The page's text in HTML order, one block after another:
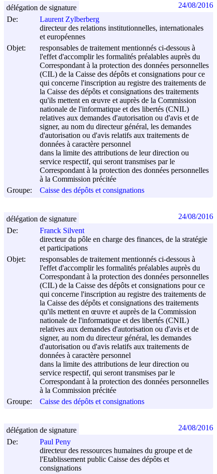
De:
Laurent Zylberberg
directeur des relations institutionnelles, internationales
et européennes
Objet:
responsables de traitement mentionnés ci-dessous à
l'effet d'accomplir les formalités préalables auprès du
Correspondant à la protection des données personnelles
(CIL) de la Caisse des dépôts et consignations pour ce
qui concerne l'inscription au registre des traitements de
la Caisse des dépôts et consignations des traitements
qu'ils mettent en œuvre et auprès de la Commission
nationale de l'informatique et des libertés (CNIL)
relatives aux demandes d'autorisation ou d'avis et de
signer, au nom du directeur général, les demandes
d'autorisation ou d'avis relatifs aux traitements de
données à caractère personnel
dans la limite des attributions de leur direction ou
service respectif, qui seront transmises par le
Correspondant à la protection des données personnelles
à la Commission précitée
Groupe:
Caisse des dépôts et consignations
délégation de signature 24/08/2016
De:
Franck Silvent
directeur du pôle en charge des finances, de la stratégie
et participations
Objet:
responsables de traitement mentionnés ci-dessous à
l'effet d'accomplir les formalités préalables auprès du
Correspondant à la protection des données personnelles
(CIL) de la Caisse des dépôts et consignations pour ce
qui concerne l'inscription au registre des traitements de
la Caisse des dépôts et consignations des traitements
qu'ils mettent en œuvre et auprès de la Commission
nationale de l'informatique et des libertés (CNIL)
relatives aux demandes d'autorisation ou d'avis et de
signer, au nom du directeur général, les demandes
d'autorisation ou d'avis relatifs aux traitements de
données à caractère personnel
dans la limite des attributions de leur direction ou
service respectif, qui seront transmises par le
Correspondant à la protection des données personnelles
à la Commission précitée
Groupe:
Caisse des dépôts et consignations
délégation de signature 24/08/2016
De:
Paul Peny
directeur des ressources humaines du groupe et de
l'Etablissement public Caisse des dépôts et
consignations
délégation de signature 24/08/2016